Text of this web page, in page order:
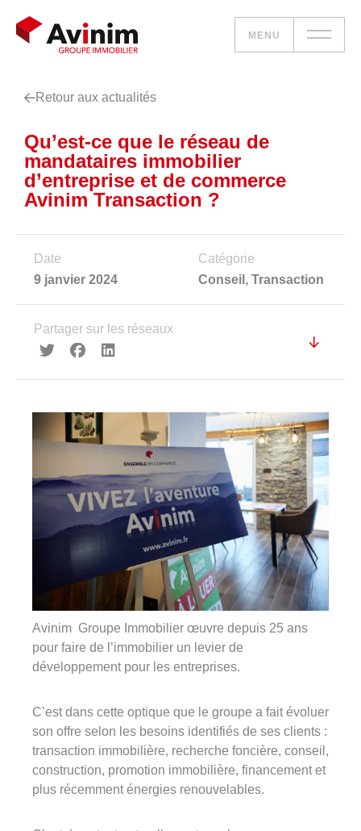
MENU
Vos besoins
Nos solutions
Le groupe
Réalisations
Nous rejoindre
Accueil
Réferences
Découvrir Avinim
Ensemble en confiance
Groupe Avinim
03 29 22 30 00
Retour aux actualités
Qu’est-ce que le réseau de
mandataires immobilier
d’entreprise et de commerce
Avinim Transaction ?
Date
9 janvier 2024
Catégorie
Conseil , Transaction
Partager sur les réseaux
Avinim Groupe Immobilier œuvre depuis 25 ans
pour faire de l’immobilier un levier de
développement pour les entreprises.
C’est dans cette optique que le groupe a fait évoluer
son offre selon les besoins identifiés de ses clients :
transaction immobilière, recherche foncière, conseil,
construction, promotion immobilière, financement et
plus récemment énergies renouvelables.